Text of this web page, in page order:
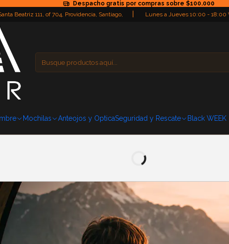
Despacho gratis por compras sobre $100.000
Beatriz 111, of 704, Providencia, Santiago,
Lunes a Jueves 10:00 - 18:00
Mochilas Anteojos y OpticaSeguridad y Rescate Black WEEK